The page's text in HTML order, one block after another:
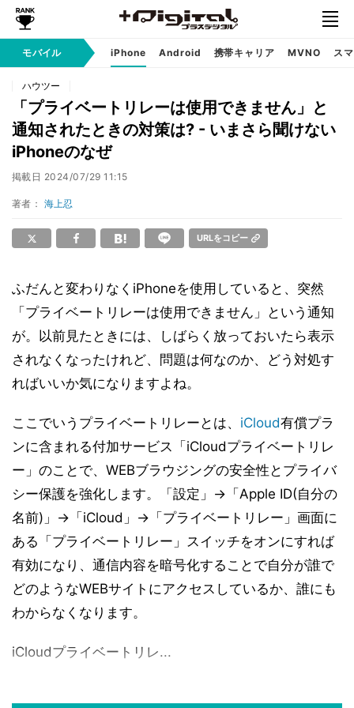
モバイル iPhone Android 携帯キャリア MVNO ス
ハウツー
「プライベートリレーは使用できません」と
通知されたときの対策は? - いまさら聞けない
iPhoneのなぜ
掲載日 2024/07/29 11:15
著者： 海上忍
URLをコピー
ふだんと変わりなくiPhoneを使用していると、突然
「プライベートリレーは使用できません」という通知
が。以前見たときには、しばらく放っておいたら表示
されなくなったけれど、問題は何なのか、どう対処す
ればいいか気になりますよね。
ここでいうプライベートリレーとは、 iCloud有償プラ
ンに含まれる付加サービス「iCloudプライベートリレ
ー」のことで、WEBブラウジングの安全性とプライバ
シー保護を強化します。「設定」→「Apple ID(自分の
名前)」→「iCloud」→「プライベートリレー」画面に
ある「プライベートリレー」スイッチをオンにすれば
有効になり、通信内容を暗号化することで自分が誰で
どのようなWEBサイトにアクセスしているか、誰にも
わからなくなります。
iCloudプライベートリレ...